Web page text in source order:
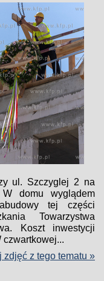
ul. Szczyglej 2 na
domu wyglądem
tej części
Towarzystwa
Koszt inwestycji
czwartkowej...
zdjęć z tego tematu »